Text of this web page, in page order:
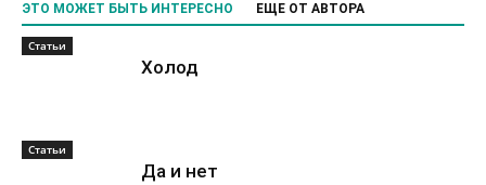
ЭТО МОЖЕТ БЫТЬ ИНТЕРЕСНО ЕЩЕ ОТ АВТОРА
Статьи
Холод
Статьи
Да и нет